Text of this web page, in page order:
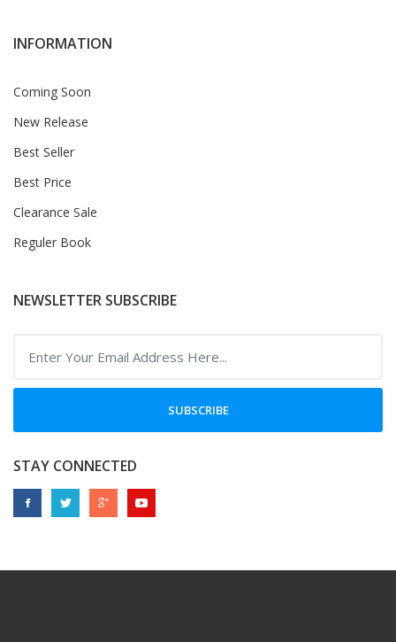
INFORMATION
Coming Soon
New Release
Best Seller
Best Price
Clearance Sale
Reguler Book
NEWSLETTER SUBSCRIBE
SUBSCRIBE
STAY CONNECTED